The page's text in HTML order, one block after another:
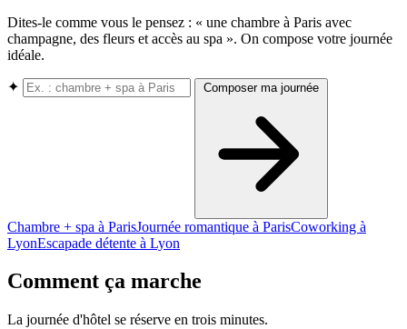
Dites-le comme vous le pensez : « une chambre à Paris avec
champagne, des fleurs et accès au spa ». On compose votre journée
idéale.
✦ Composer ma journée
Chambre + spa à ParisJournée romantique à ParisCoworking à
LyonEscapade détente à Lyon
Comment ça marche
La journée d'hôtel se réserve en trois minutes.